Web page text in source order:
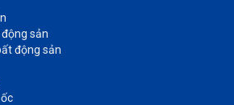
sản
động sản​